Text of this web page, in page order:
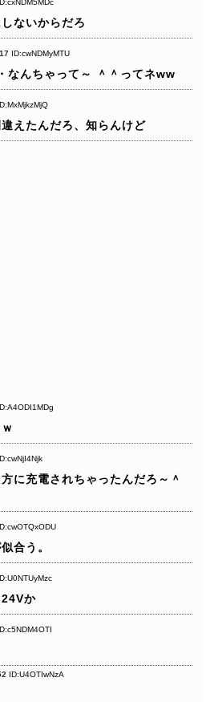
ID:cxNDM5MDc
ないからだろ
ID:cwNDMyMTU
なんちゃって～ ＾＾ってネww
えたんだろ、知らんけど
に充電されちゃったんだろ～＾
合う。
24Vか
ID:U4OTIwNzA